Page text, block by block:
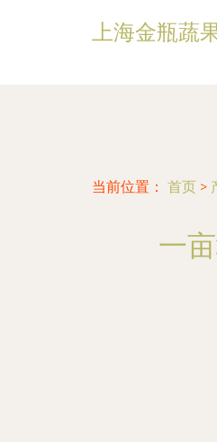
上海金瓶蔬
当前位置： 首页 >
一